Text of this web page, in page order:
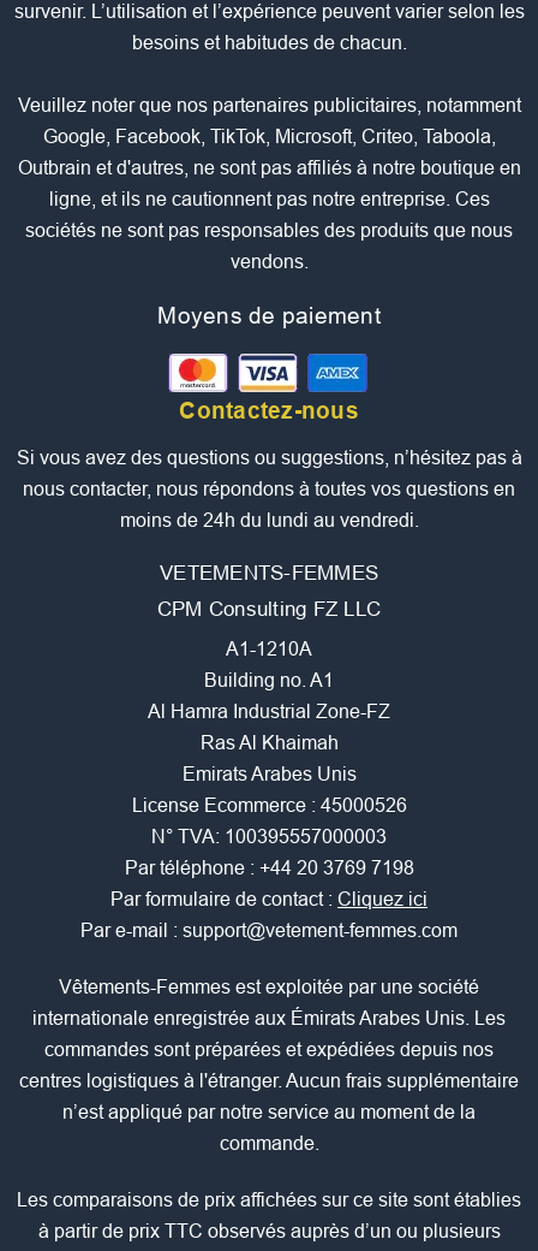
survenir. L’utilisation et l’expérience peuvent varier selon les
besoins et habitudes de chacun.
Veuillez noter que nos partenaires publicitaires, notamment
Google, Facebook, TikTok, Microsoft, Criteo, Taboola,
Outbrain et d'autres, ne sont pas affiliés à notre boutique en
ligne, et ils ne cautionnent pas notre entreprise. Ces
sociétés ne sont pas responsables des produits que nous
vendons.
Moyens de paiement
Contactez-nous
Si vous avez des questions ou suggestions, n’hésitez pas à
nous contacter, nous répondons à toutes vos questions en
moins de 24h du lundi au vendredi.
VETEMENTS-FEMMES
CPM Consulting FZ LLC
A1-1210A
Building no. A1
Al Hamra Industrial Zone-FZ
Ras Al Khaimah
Emirats Arabes Unis
License Ecommerce : 45000526
N° TVA: 100395557000003
Par téléphone : +44 20 3769 7198
Par formulaire de contact : Cliquez ici
Par e-mail : support@vetement-femmes.com
Vêtements-Femmes est exploitée par une société
internationale enregistrée aux Émirats Arabes Unis. Les
commandes sont préparées et expédiées depuis nos
centres logistiques à l'étranger. Aucun frais supplémentaire
n’est appliqué par notre service au moment de la
commande.
Les comparaisons de prix affichées sur ce site sont établies
à partir de prix TTC observés auprès d’un ou plusieurs